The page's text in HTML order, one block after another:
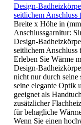
Design-
seitlichem
Breite x Höhe in
Anschlussgarnitur:
Design-
seitlichem
Erleben Sie Wärme
Design-
nicht nur durch seine
seine elegante Optik
geeignet als
zusätzlicher
für behagliche
Wenn Sie einen